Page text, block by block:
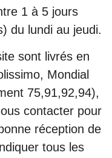
1 à 5 jours
du lundi au jeudi.
sont livrés en
Mondial
75,91,92,94),
contacter pour
réception de
tous les